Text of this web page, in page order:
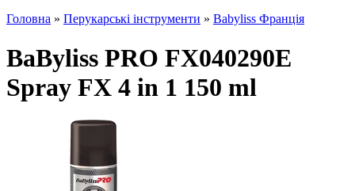
Головна » Перукарські інструменти » Babyliss Франція
BaByliss PRO FX040290E
Spray FX 4 in 1 150 ml